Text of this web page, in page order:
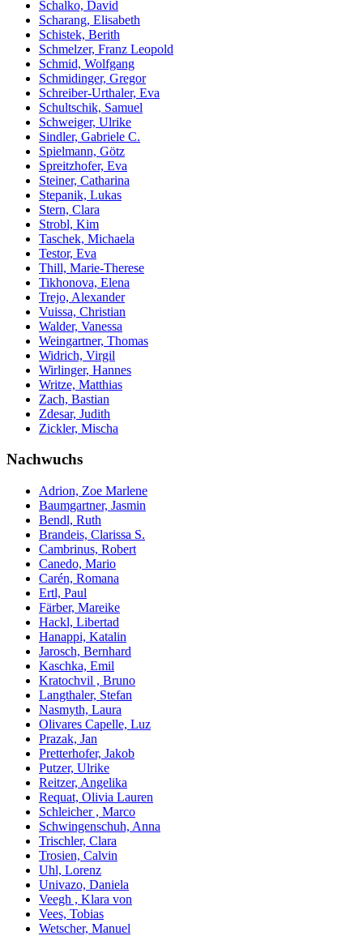
Schalko, David
Scharang, Elisabeth
Schistek, Berith
Schmelzer, Franz Leopold
Schmid, Wolfgang
Schmidinger, Gregor
Schreiber-Urthaler, Eva
Schultschik, Samuel
Schweiger, Ulrike
Sindler, Gabriele C.
Spielmann, Götz
Spreitzhofer, Eva
Steiner, Catharina
Stepanik, Lukas
Stern, Clara
Strobl, Kim
Taschek, Michaela
Testor, Eva
Thill, Marie-Therese
Tikhonova, Elena
Trejo, Alexander
Vuissa, Christian
Walder, Vanessa
Weingartner, Thomas
Widrich, Virgil
Wirlinger, Hannes
Writze, Matthias
Zach, Bastian
Zdesar, Judith
Zickler, Mischa
Nachwuchs
Adrion, Zoe Marlene
Baumgartner, Jasmin
Bendl, Ruth
Brandeis, Clarissa S.
Cambrinus, Robert
Canedo, Mario
Carén, Romana
Ertl, Paul
Färber, Mareike
Hackl, Libertad
Hanappi, Katalin
Jarosch, Bernhard
Kaschka, Emil
Kratochvil , Bruno
Langthaler, Stefan
Nasmyth, Laura
Olivares Capelle, Luz
Prazak, Jan
Pretterhofer, Jakob
Putzer, Ulrike
Reitzer, Angelika
Requat, Olivia Lauren
Schleicher , Marco
Schwingenschuh, Anna
Trischler, Clara
Trosien, Calvin
Uhl, Lorenz
Univazo, Daniela
Veegh , Klara von
Vees, Tobias
Wetscher, Manuel